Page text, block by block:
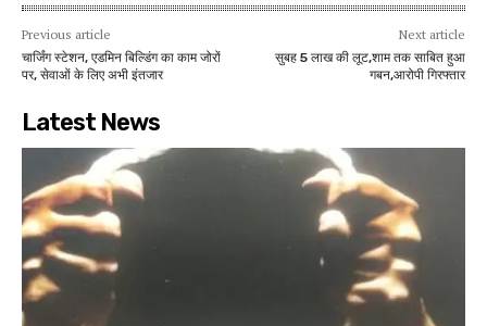
Previous article
चार्जिंग स्टेशन, एडमिन बिल्डिंग का काम जोरों
पर, सेवाओं के लिए अभी इंतजार
Next article
सुबह 5 लाख की लूट,शाम तक साबित हुआ
गबन,आरोपी गिरफ्तार
Latest News